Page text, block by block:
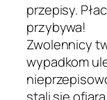
przepisy.
przybywa!
Zwolennicy
wypadkom